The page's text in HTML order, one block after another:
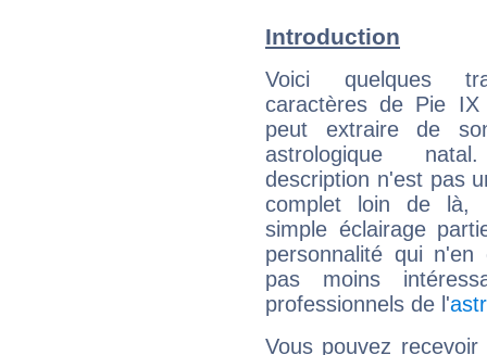
Introduction
Voici quelques
caractères de Pie
peut extraire de
astrologique
description n'est pas
complet loin de là,
simple éclairage
personnalité qui n'en
pas moins
professionnels de l'
Vous pouvez